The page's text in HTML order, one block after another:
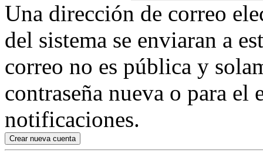
Una dirección de correo
del sistema se enviaran a
correo no es pública y
contraseña nueva o para
notificaciones.